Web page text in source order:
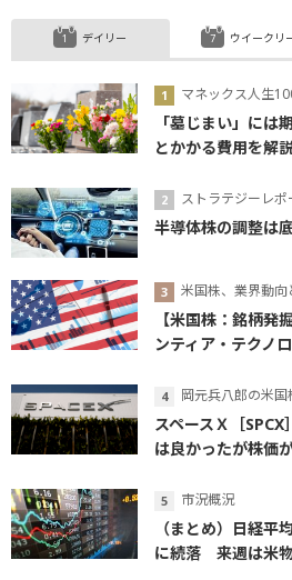
デイリー
マネックス人生
「墓じまい」には
とかかる費用を解
ストラテジーレポ
半導体株の調整は
米国株、業界動向
【米国株：銘柄発
ンティア・テクノ
岡元兵八郎の米
スペースＸ［
は良かったが株価
市況概況
（まとめ）日経平
に続落 来週は米
ウイークリ